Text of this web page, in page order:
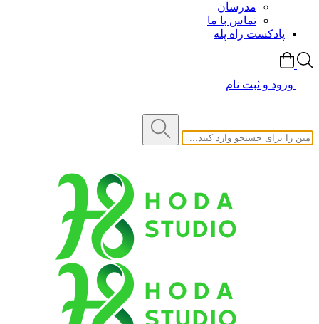
مدرسان
تماس با ما
پادکست راه پله
ورود و ثبت نام